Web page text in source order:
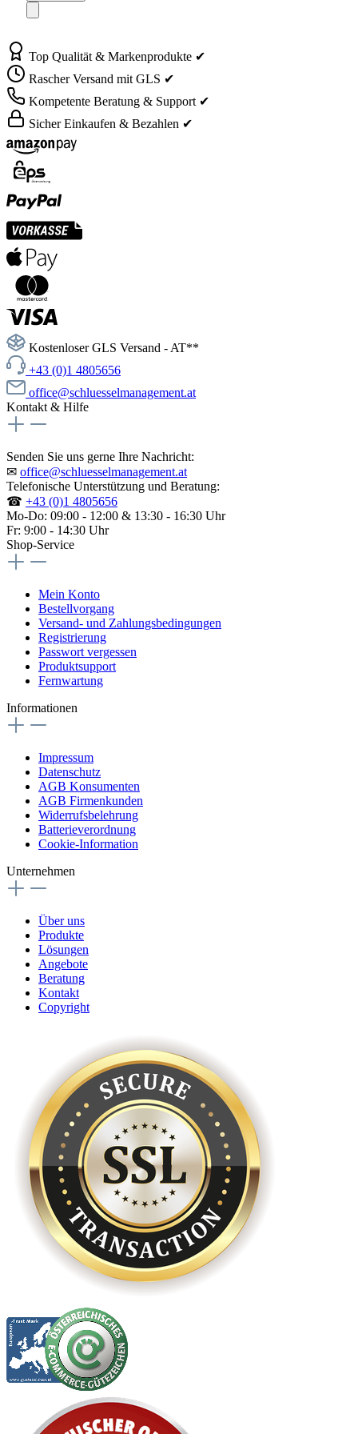
Top Qualität & Markenprodukte ✔
Rascher Versand mit GLS ✔
Kompetente Beratung & Support ✔
Sicher Einkaufen & Bezahlen ✔
Kostenloser GLS Versand - AT**
+43 (0)1 4805656
office@schluesselmanagement.at
Kontakt & Hilfe
Senden Sie uns gerne Ihre Nachricht:
✉ office@schluesselmanagement.at
Telefonische Unterstützung und Beratung:
☎ +43 (0)1 4805656
Mo-Do: 09:00 - 12:00 & 13:30 - 16:30 Uhr
Fr: 9:00 - 14:30 Uhr
Shop-Service
Mein Konto
Bestellvorgang
Versand- und Zahlungsbedingungen
Registrierung
Passwort vergessen
Produktsupport
Fernwartung
Informationen
Impressum
Datenschutz
AGB Konsumenten
AGB Firmenkunden
Widerrufsbelehrung
Batterieverordnung
Cookie-Information
Unternehmen
Über uns
Produkte
Lösungen
Angebote
Beratung
Kontakt
Copyright